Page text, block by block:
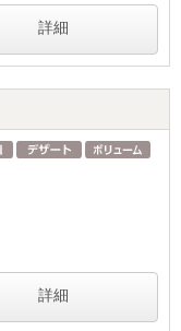
詳細
詳細